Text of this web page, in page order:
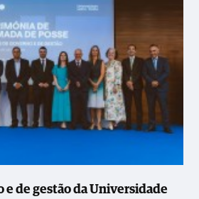
e de gestão da Universidade